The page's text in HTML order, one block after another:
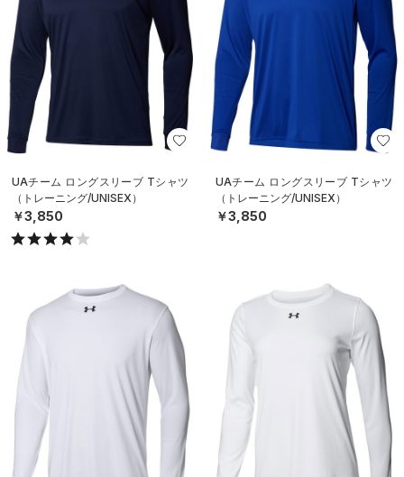
UAチーム ロングスリーブ Tシャツ
（トレーニング/UNISEX）
￥3,850
UAチーム ロングスリーブ Tシャツ
（トレーニング/UNISEX）
￥3,850